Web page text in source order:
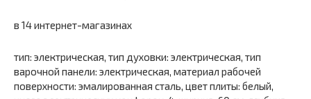
в 14 интернет-магазинах
тип: электрическая, тип духовки: электрическая, тип
варочной панели: электрическая, материал рабочей
поверхности: эмалированная сталь, цвет плиты: белый,